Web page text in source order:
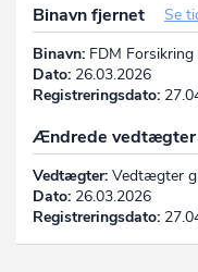
Binavn fjernet
Se
Binavn: FDM Forsikring
Dato: 26.03.2026
Registreringsdato:
Ændrede vedtægter
Vedtægter: Vedtægter
Dato: 26.03.2026
Registreringsdato: